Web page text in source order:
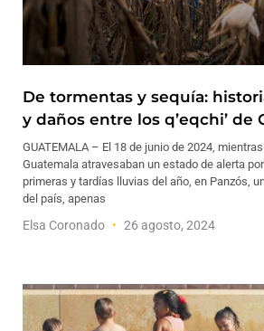
De tormentas y sequía:
y daños entre los q’eqchi’ de
GUATEMALA – El 18 de junio de 2024,
Guatemala atravesaban un estado de alerta
primeras y tardías lluvias del año, en Panzós,
del país, apenas
Elsa Coronado 26 agosto, 2024